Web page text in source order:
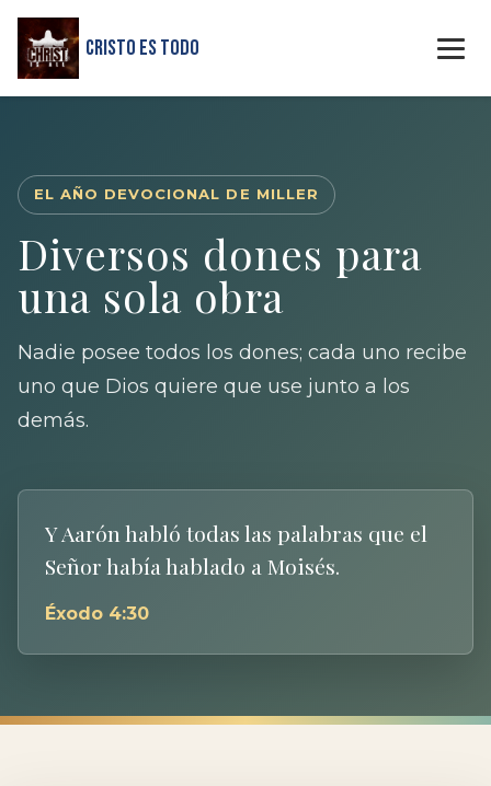
Cristo Es Todo
EL AÑO DEVOCIONAL DE MILLER
Diversos dones para
una sola obra
Nadie posee todos los dones; cada uno recibe
uno que Dios quiere que use junto a los
demás.
Y Aarón habló todas las palabras que el
Señor había hablado a Moisés.
Éxodo 4:30